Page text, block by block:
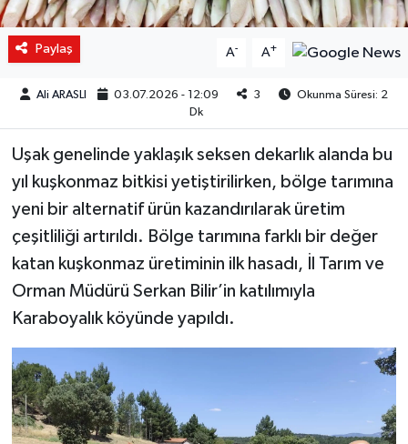
Paylaş A- A+
Ali ARASLI 03.07.2026 - 12:09 3
Okunma Süresi: 2
Dk
Uşak genelinde yaklaşık seksen dekarlık alanda bu
yıl kuşkonmaz bitkisi yetiştirilirken, bölge tarımına
yeni bir alternatif ürün kazandırılarak üretim
çeşitliliği artırıldı. Bölge tarımına farklı bir değer
katan kuşkonmaz üretiminin ilk hasadı, İl Tarım ve
Orman Müdürü Serkan Bilir’in katılımıyla
Karaboyalık köyünde yapıldı.